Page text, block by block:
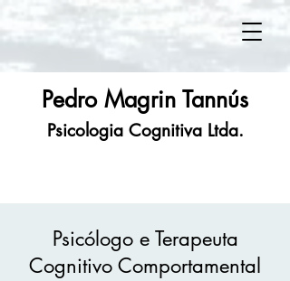
Pedro Magrin Tannús
Psicologia Cognitiva Ltda.
Psicólogo e Terapeuta
Cognitivo Comportamental